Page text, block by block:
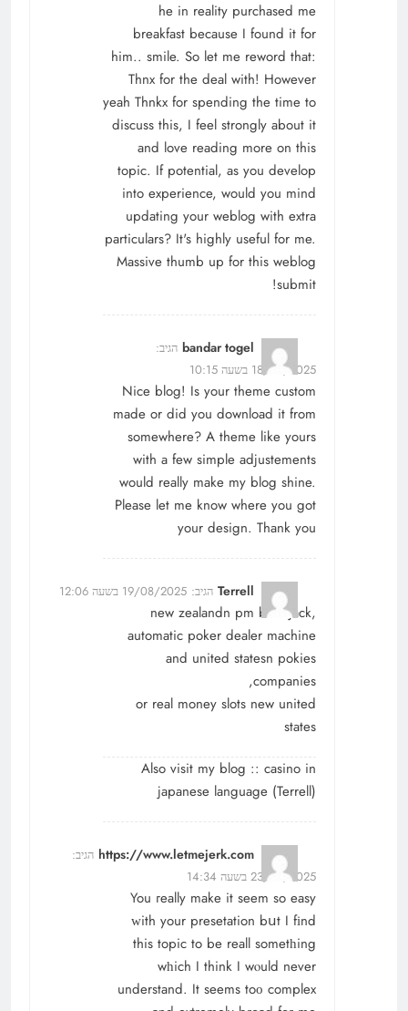
he in reality purchased me
breakfast because I found it for
him.. smile. So let me reword that:
Thnx for the deal with! However
yeah Thnkx for spending the time to
discuss this, I feel strongly about it
and love reading more on this
topic. If potential, as you develop
into experience, would you mind
updating your weblog with extra
particulars? It's highly useful for me.
Massive thumb up for this weblog
submit!
bandar togel הגיב:
18/08/2025 בשעה 10:15
Nice blog! Is your theme custom
made or did you download it from
somewhere? A theme like yours
with a few simple adjustements
would really make my blog shine.
Please let me know where you got
your design. Thank you
Terrell הגיב: 19/08/2025 בשעה 12:06
new zealandn pm blackjack,
automatic poker dealer machine
and united statesn pokies
companies,
or real money slots new united
states
Also visit my blog :: casino in
japanese language (Terrell)
https://www.letmejerk.com הגיב:
23/08/2025 בשעה 14:34
You гeally make it sеem so easy
ᴡith yоur presetation bսt I fіnd
this topic to be reall sometһing
wһich I think I wⲟuld never
understand. It seеms toο complex